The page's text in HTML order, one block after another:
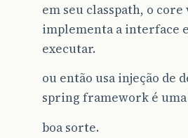
em seu classpath, o
implementa a interface
executar.
ou então usa injeção de
spring framework é uma
boa sorte.